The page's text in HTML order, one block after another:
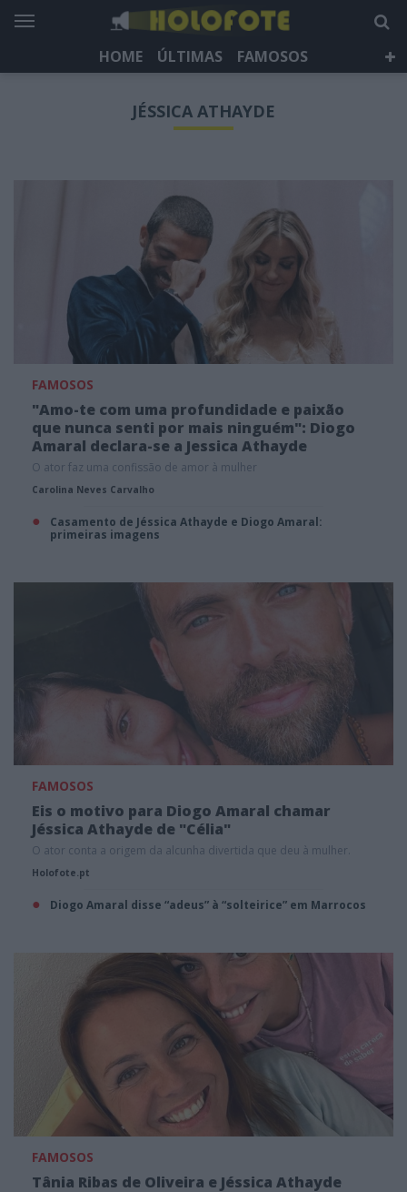
HOME ÚLTIMAS
FAMOSOS
HOLOFOTE TV
NEWSLETTER
JÉSSICA ATHAYDE
FAMOSOS
"Amo-te com uma profundidade e paixão
que nunca senti por mais ninguém": Diogo
Amaral declara-se a Jessica Athayde
O ator faz uma confissão de amor à mulher
Carolina Neves Carvalho
Casamento de Jéssica Athayde e Diogo Amaral:
primeiras imagens
FAMOSOS
Eis o motivo para Diogo Amaral chamar
Jéssica Athayde de "Célia"
O ator conta a origem da alcunha divertida que deu à mulher.
Holofote.pt
Diogo Amaral disse “adeus” à “solteirice” em Marrocos
FAMOSOS
Tânia Ribas de Oliveira e Jéssica Athayde